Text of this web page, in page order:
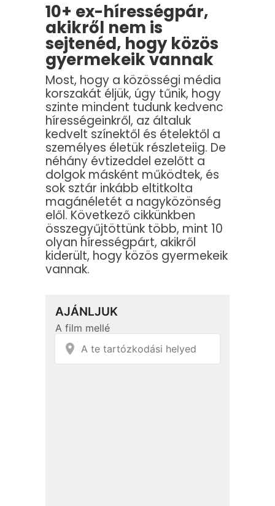
10+ ex-hírességpár,
akikről nem is
sejtenéd, hogy közös
gyermekeik vannak
Most, hogy a közösségi média
korszakát éljük, úgy tűnik, hogy
szinte mindent tudunk kedvenc
hírességeinkről, az általuk
kedvelt színektől és ételektől a
személyes életük részleteiig. De
néhány évtizeddel ezelőtt a
dolgok másként működtek, és
sok sztár inkább eltitkolta
magánéletét a nagyközönség
elől. Következő cikkünkben
összegyűjtöttünk több, mint 10
olyan hírességpárt, akikről
kiderült, hogy közös gyermekeik
vannak.